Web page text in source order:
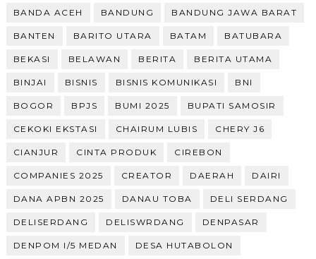
BANDA ACEH BANDUNG BANDUNG JAWA BARAT
BANTEN BARITO UTARA BATAM BATUBARA
BEKASI BELAWAN BERITA BERITA UTAMA
BINJAI BISNIS BISNIS KOMUNIKASI BNI
BOGOR BPJS BUMI 2025 BUPATI SAMOSIR
CEKOKI EKSTASI CHAIRUM LUBIS CHERY J6
CIANJUR CINTA PRODUK CIREBON
COMPANIES 2025 CREATOR DAERAH DAIRI
DANA APBN 2025 DANAU TOBA DELI SERDANG
DELISERDANG DELISWRDANG DENPASAR
DENPOM I/5 MEDAN DESA HUTABOLON